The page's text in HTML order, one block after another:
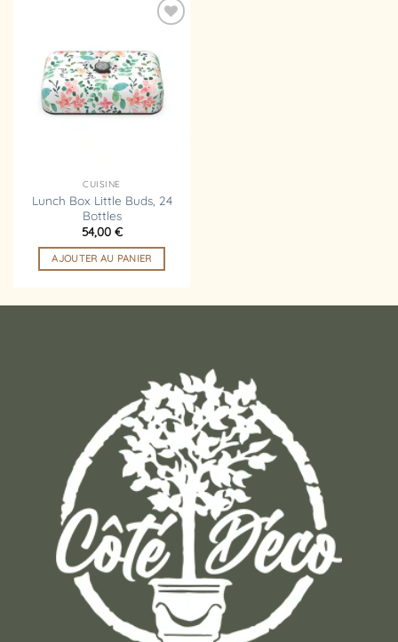
liste
d’envies
CUISINE
Lunch Box Little Buds, 24
Bottles
54,00 €
AJOUTER AU PANIER